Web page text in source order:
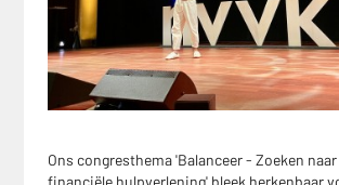
Ons congresthema 'Balanceer - Zoeken
financiële hulpverlening' bleek herkenbaar